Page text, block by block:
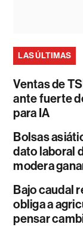
LAS ÚLTIMAS
Ventas de
ante fuerte
para IA
Bolsas
dato laboral
modera
Bajo caudal
obliga a
pensar